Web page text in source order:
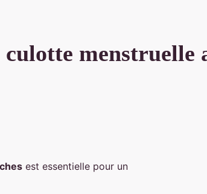
menstruelle
est essentielle pour un